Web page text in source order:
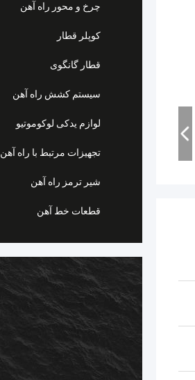
چرخ و محور راه آهن
کوپلر قطار
قطار گانگوی
سیستم کشش راه آهن
لوازم یدکی لوکوموتیو
تجهیزات مرتبط با راه آهن
شیر ترمز راه آهن
قطعات خط آهن